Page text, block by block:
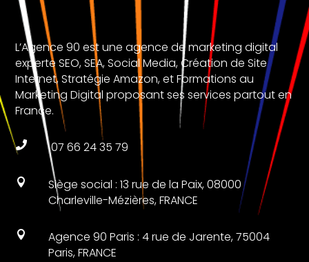
L’Agence 90 est une agence de marketing digital
experte SEO, SEA, Social Media, Création de Site
Internet, Stratégie Amazon, et Formations au
Marketing Digital proposant ses services partout en
France.
 07 66 24 35 79

Siège social : 13 rue de la Paix, 08000
Charleville-Mézières, FRANCE

Agence 90 Paris : 4 rue de Jarente, 75004
Paris, FRANCE